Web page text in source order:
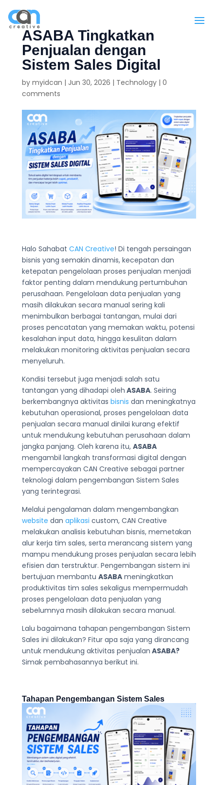
ASABA Tingkatkan
Penjualan dengan
Sistem Sales Digital
by myidcan | Jun 30, 2026 | Technology| 0
comments
Halo Sahabat CAN Creative! Di tengah persaingan
bisnis yang semakin dinamis, kecepatan dan
ketepatan pengelolaan proses penjualan menjadi
faktor penting dalam mendukung pertumbuhan
perusahaan. Pengelolaan data penjualan yang
masih dilakukan secara manual sering kali
menimbulkan berbagai tantangan, mulai dari
proses pencatatan yang memakan waktu, potensi
kesalahan input data, hingga kesulitan dalam
melakukan monitoring aktivitas penjualan secara
menyeluruh.
Kondisi tersebut juga menjadi salah satu
tantangan yang dihadapi oleh ASABA. Seiring
berkembangnya aktivitas bisnis dan meningkatnya
kebutuhan operasional, proses pengelolaan data
penjualan secara manual dinilai kurang efektif
untuk mendukung kebutuhan perusahaan dalam
jangka panjang. Oleh karena itu, ASABA
mengambil langkah transformasi digital dengan
mempercayakan CAN Creative sebagai partner
teknologi dalam pengembangan Sistem Sales
yang terintegrasi.
Melalui pengalaman dalam mengembangkan
website dan aplikasi custom, CAN Creative
melakukan analisis kebutuhan bisnis, memetakan
alur kerja tim sales, serta merancang sistem yang
mampu mendukung proses penjualan secara lebih
efisien dan terstruktur. Pengembangan sistem ini
bertujuan membantu ASABAmeningkatkan
produktivitas tim sales sekaligus mempermudah
proses pengelolaan data penjualan yang
sebelumnya masih dilakukan secara manual.
Lalu bagaimana tahapan pengembangan Sistem
Sales ini dilakukan? Fitur apa saja yang dirancang
untuk mendukung aktivitas penjualan ASABA?
Simak pembahasannya berikut ini.
Tahapan Pengembangan Sistem Sales